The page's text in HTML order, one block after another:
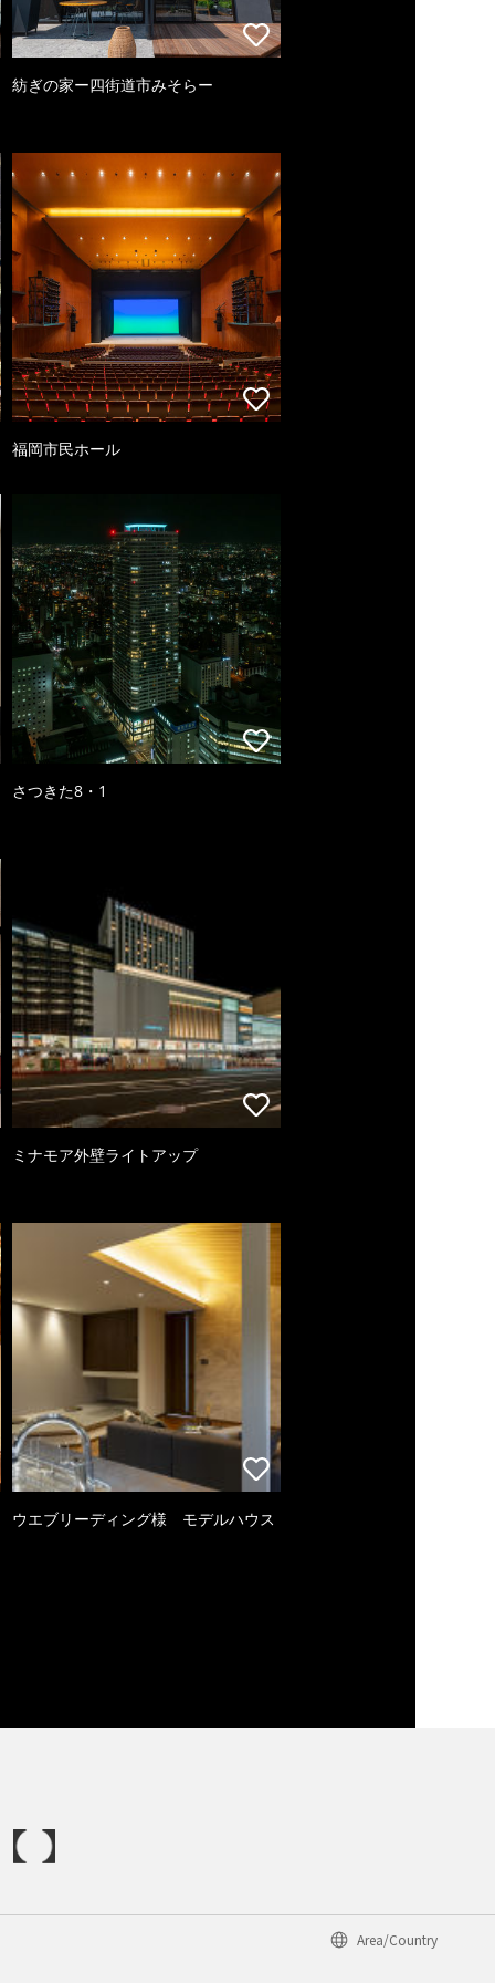
紡ぎの家ー四街道市みそらー
福岡市民ホール
さつきた8・1
ミナモア外壁ライトアップ
ウエブリーディング様 モデルハウス
Area/Country